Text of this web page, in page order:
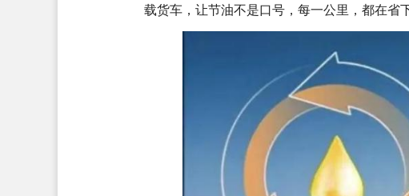
载货车，让节油不是口号，每一公里，都在省